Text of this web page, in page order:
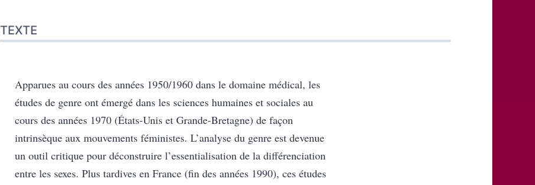
TEXTE
Apparues au cours des années 1950/1960 dans le domaine médical, les
études de genre ont émergé dans les sciences humaines et sociales au
cours des années 1970 (États-Unis et Grande-Bretagne) de façon
intrinsèque aux mouvements féministes. L’analyse du genre est devenue
un outil critique pour déconstruire l’essentialisation de la différenciation
entre les sexes. Plus tardives en France (fin des années 1990), ces études